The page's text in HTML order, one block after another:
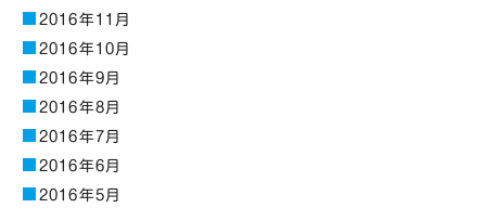
2016年11月
2016年10月
2016年9月
2016年8月
2016年7月
2016年6月
2016年5月